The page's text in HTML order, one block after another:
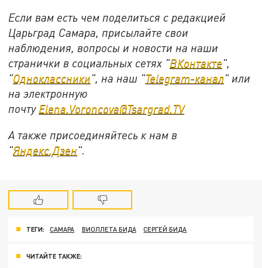
Если вам есть чем поделиться с редакцией
Царьград Самара, присылайте свои
наблюдения, вопросы и новости на наши
странички в социальных сетях "ВКонтакте",
"Одноклассники", на наш "Telegram-канал" или
на электронную
почту Elena.Voroncova@Tsargrad.TV
А также присоединяйтесь к нам в
"Яндекс.Дзен".
ТЕГИ: САМАРА ВИОЛЛЕТА БИДА СЕРГЕЙ БИДА
ЧИТАЙТЕ ТАКЖЕ: